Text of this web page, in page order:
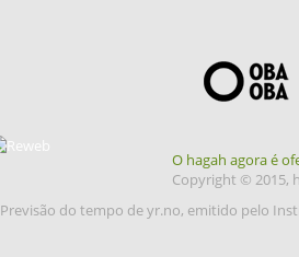
O hagah agora é
Copyright © 2015,
Previsão do tempo de yr.no, emitido pelo